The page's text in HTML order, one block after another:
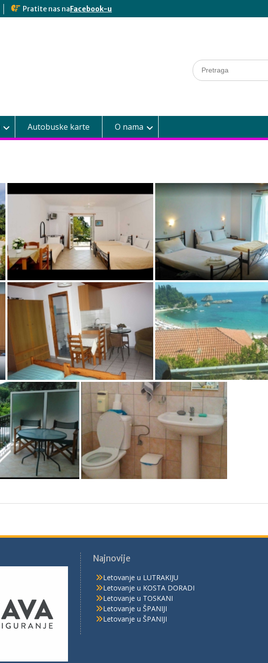
Pratite nas naFacebook-u
Autobuske karte O nama
Najnovije
Letovanje u LUTRAKIJU
Letovanje u KOSTA DORADI
Letovanje u TOSKANI
Letovanje u ŠPANIJI
Letovanje u ŠPANIJI